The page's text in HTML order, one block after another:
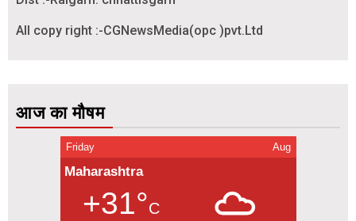
All copy right :-CGNewsMedia(opc )pvt.Ltd
आज का मौषम
Friday Aug
Maharashtra
+31°C